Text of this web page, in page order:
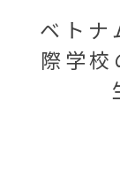
ベトナ
際学